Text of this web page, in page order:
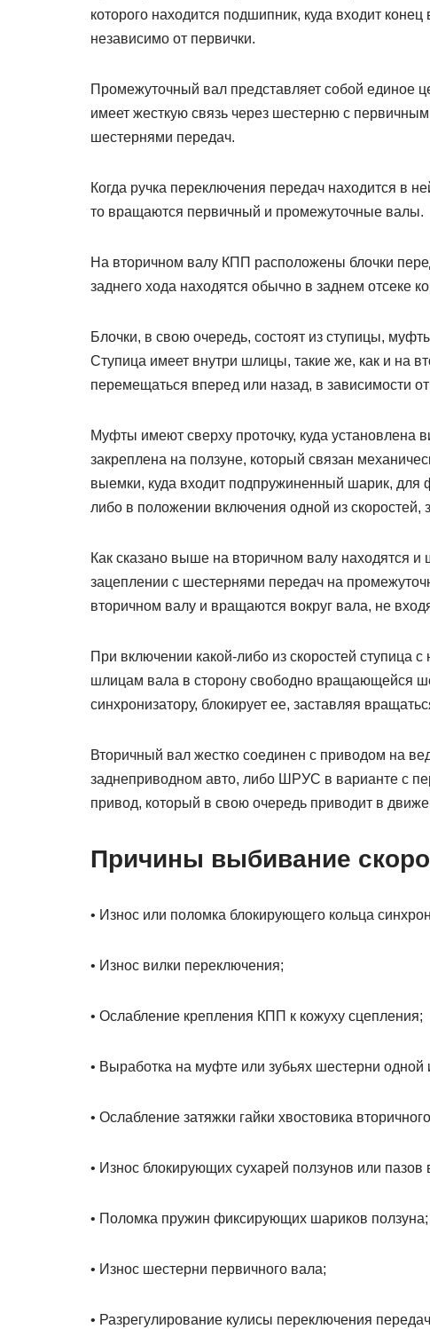
которого находится подшипник, куда входит
независимо от первички.
Промежуточный вал представляет собой единое
имеет жесткую связь через шестерню с
шестернями передач.
Когда ручка переключения передач находится в
то вращаются первичный и промежуточные валы.
На вторичном валу КПП расположены блочки
заднего хода находятся обычно в заднем отсеке
Блочки, в свою очередь, состоят из ступицы,
Ступица имеет внутри шлицы, такие же, как и на
перемещаться вперед или назад, в зависимости
Муфты имеют сверху проточку, куда установлена
закреплена на ползуне, который связан
выемки, куда входит подпружиненный шарик, для
либо в положении включения одной из скоростей,
Как сказано выше на вторичном валу находятся
зацеплении с шестернями передач на
вторичном валу и вращаются вокруг вала, не
При включении какой-либо из скоростей ступица
шлицам вала в сторону свободно вращающейся
синхронизатору, блокирует ее, заставляя
Вторичный вал жестко соединен с приводом на
заднеприводном авто, либо ШРУС в варианте с
привод, который в свою очередь приводит в
Причины выбивание
• Износ или поломка блокирующего кольца
• Износ вилки переключения;
• Ослабление крепления КПП к кожуху сцепления;
• Выработка на муфте или зубьях шестерни одной
• Ослабление затяжки гайки хвостовика
• Износ блокирующих сухарей ползунов или пазов
• Поломка пружин фиксирующих шариков ползуна;
• Износ шестерни первичного вала;
• Разрегулирование кулисы переключения